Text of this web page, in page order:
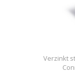
Verzinkt